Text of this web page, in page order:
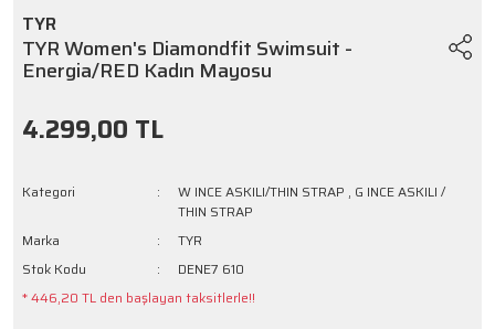
TYR
TYR Women's Diamondfit Swimsuit -
Energia/RED Kadın Mayosu
4.299,00 TL
Kategori W INCE ASKILI/THIN STRAP , G INCE ASKILI /
THIN STRAP
Marka
TYR
Stok Kodu
DENE7 610
* 446,20 TL den başlayan taksitlerle!!